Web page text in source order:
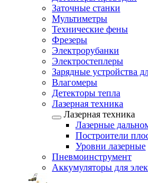
Заточные станки
Мультиметры
Технические фены
Фрезеры
Электрорубанки
Электростеплеры
Зарядные устройства
Влагомеры
Детекторы тепла
Лазерная техника
Лазерная техника
Лазерные
Построители
Уровни лазерные
Пневмоинструмент
Аккумуляторы для